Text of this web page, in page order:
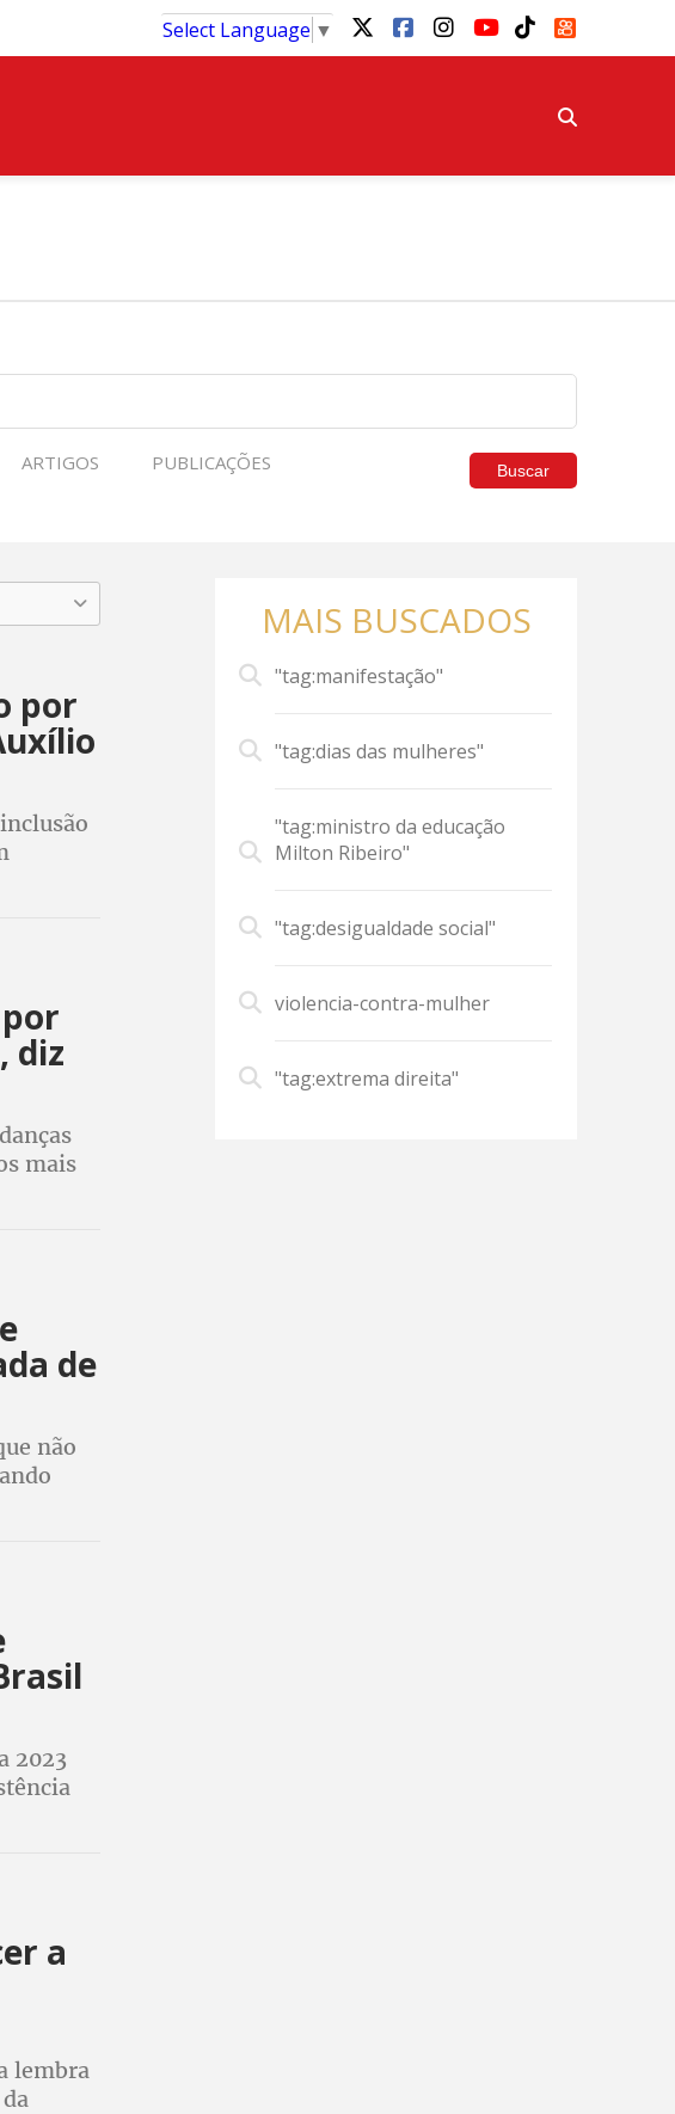
Select Language ▼
ARTIGOS PUBLICAÇÕES Buscar
por
diz
mais
de
não
2023
a
lembra
MAIS BUSCADOS
"tag:manifestação"
"tag:dias das mulheres"
"tag:ministro da educação
Milton Ribeiro"
"tag:desigualdade social"
violencia-contra-mulher
"tag:extrema direita"